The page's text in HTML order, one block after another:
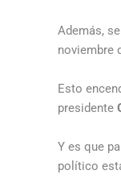
Además,
noviembre
Esto
presidente
Y es que
político